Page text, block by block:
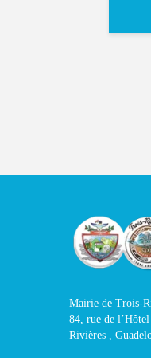
Mairie de Trois-
84, rue de
Rivières ,